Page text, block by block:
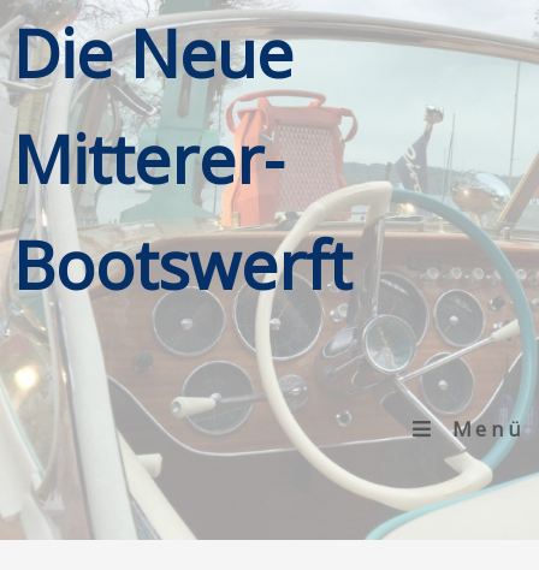
Die Neue
Mitterer-
Bootswerft
Menü